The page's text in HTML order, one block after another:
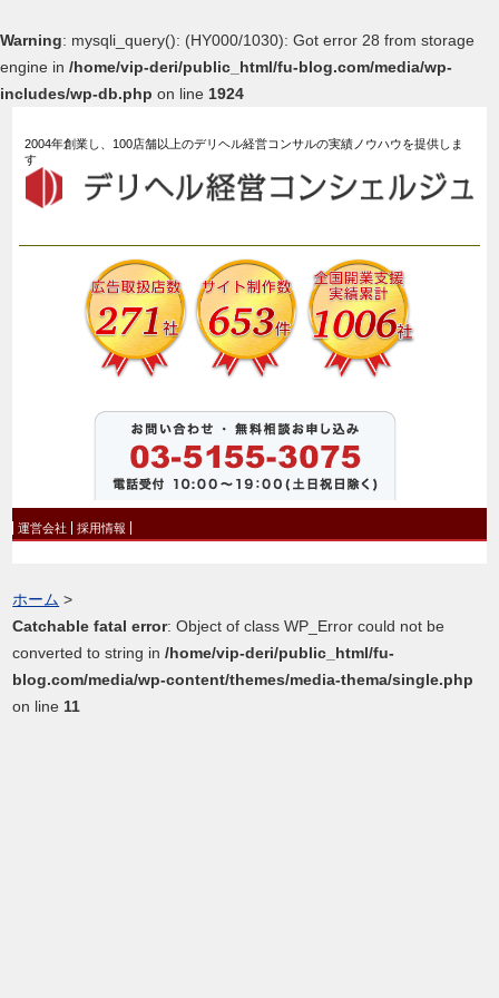
Warning: mysqli_query(): (HY000/1030): Got error 28 from storage
engine in /home/vip-deri/public_html/fu-blog.com/media/wp-
includes/wp-db.php on line 1924
2004年創業し、100店舗以上のデリヘル経営コンサルの実績ノウハウを提供しま
す
運営会社 採用情報
ホーム >
Catchable fatal error: Object of class WP_Error could not be
converted to string in/home/vip-deri/public_html/fu-
blog.com/media/wp-content/themes/media-thema/single.php
on line 11